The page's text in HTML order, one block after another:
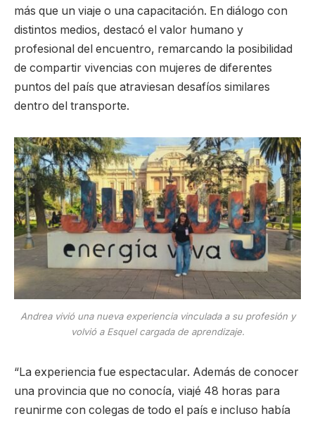
más que un viaje o una capacitación. En diálogo con
distintos medios, destacó el valor humano y
profesional del encuentro, remarcando la posibilidad
de compartir vivencias con mujeres de diferentes
puntos del país que atraviesan desafíos similares
dentro del transporte.
Andrea vivió una nueva experiencia vinculada a su profesión y
volvió a Esquel cargada de aprendizaje.
“La experiencia fue espectacular. Además de conocer
una provincia que no conocía, viajé 48 horas para
reunirme con colegas de todo el país e incluso había